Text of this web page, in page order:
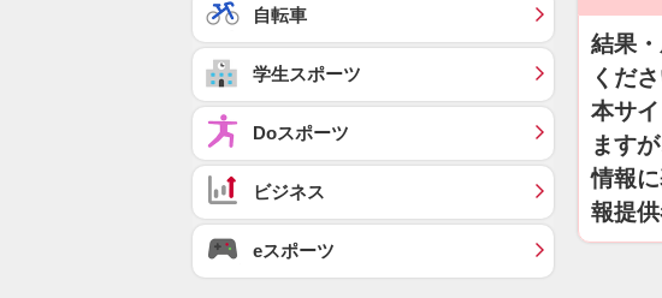
結果
くださ
本サ
ます
情報
報提
自転車
学生スポーツ
Doスポーツ
ビジネス
eスポーツ